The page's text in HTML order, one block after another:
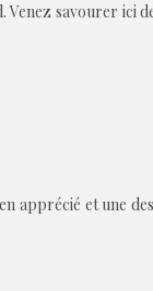
savourer ici
apprécié et une